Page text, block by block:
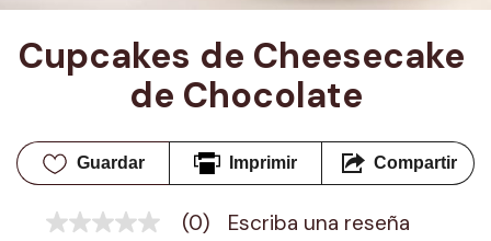
Cupcakes de Cheesecake
de Chocolate
Guardar Imprimir Compartir
Sin
(0) Escriba una reseña